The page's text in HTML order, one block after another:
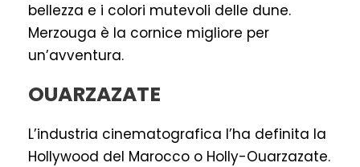
bellezza e i colori mutevoli delle dune.
Merzouga è la cornice migliore per
un’avventura.
OUARZAZATE
L’industria cinematografica l’ha definita la
Hollywood del Marocco o Holly-Ouarzazate.